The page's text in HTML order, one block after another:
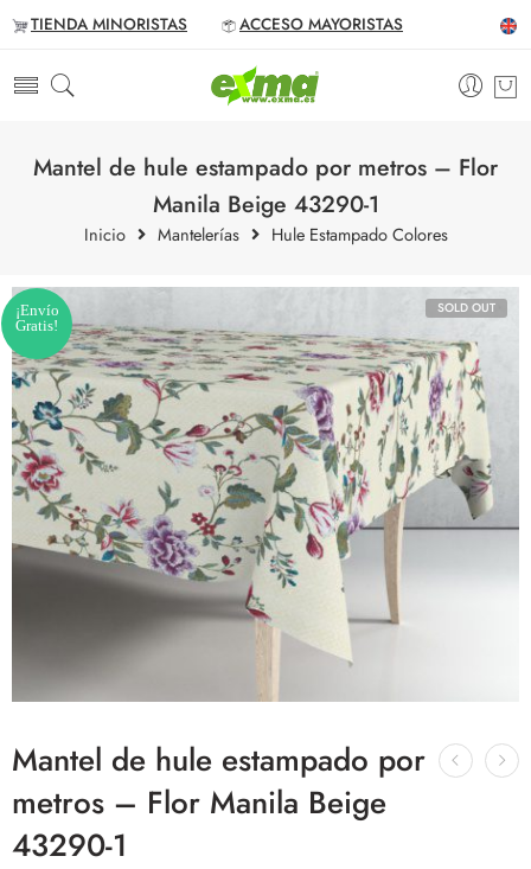
TIENDA MINORISTAS ACCESO MAYORISTAS
Mantel de hule estampado por metros – Flor
Manila Beige 43290-1
Inicio Mantelerías Hule Estampado Colores
SOLD OUT
¡Envío
Gratis!
Mantel de hule estampado por
metros – Flor Manila Beige
43290-1